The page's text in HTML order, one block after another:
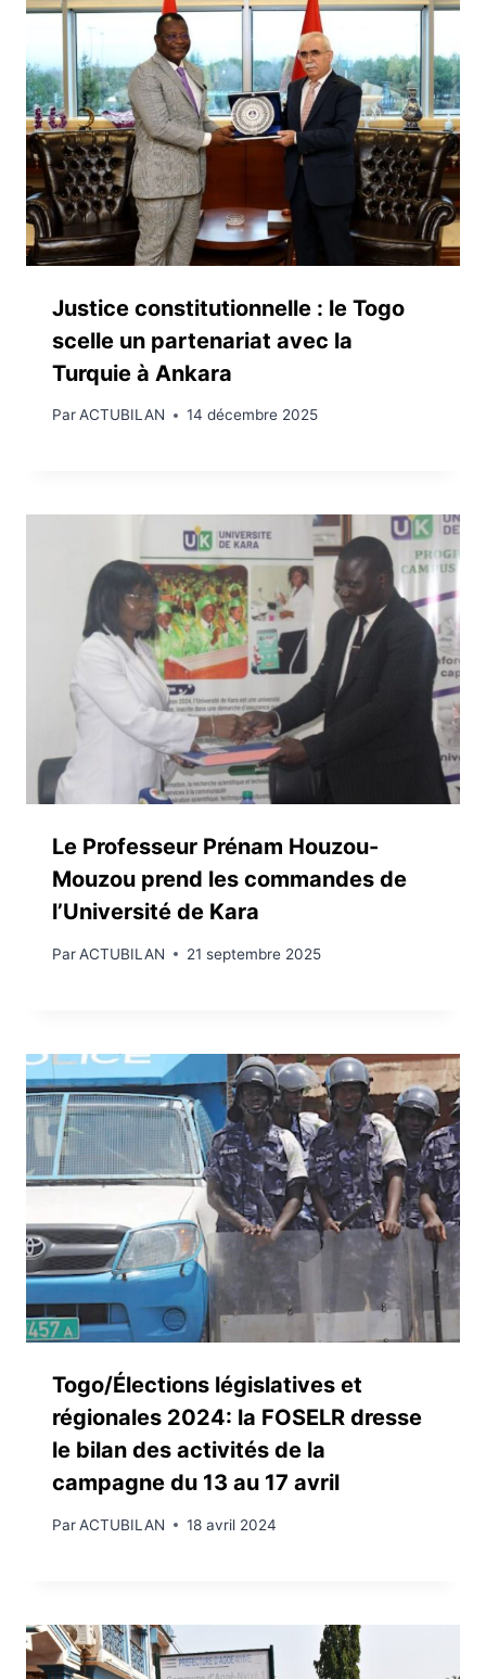
Justice constitutionnelle : le Togo
scelle un partenariat avec la
Turquie à Ankara
ParACTUBILAN 14 décembre 2025
Le Professeur Prénam Houzou-
Mouzou prend les commandes de
l’Université de Kara
ParACTUBILAN 21 septembre 2025
Togo/Élections législatives et
régionales 2024: la FOSELR dresse
le bilan des activités de la
campagne du 13 au 17 avril
ParACTUBILAN 18 avril 2024